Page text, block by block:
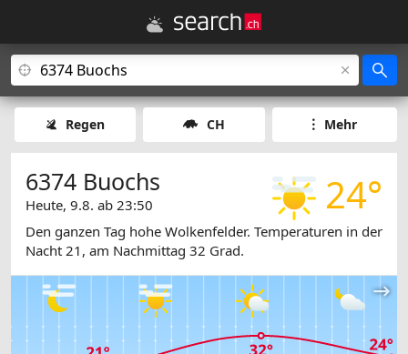
Regen CH Mehr
24°
6374 Buochs
Heute, 9.8. ab 23:50
Den ganzen Tag hohe Wolkenfelder. Temperaturen in der
Nacht 21, am Nachmittag 32 Grad.